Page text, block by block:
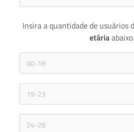
Insira a quantidade de usuários
etária abaixo.